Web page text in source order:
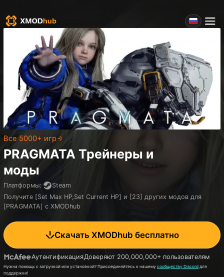
Все 5000+ игр
PRAGMATA Трейнеры и
моды
Платформы:
Steam
Получите [Set Max HP,Set Current HP] и [23] других модов для
[PRAGMATA] с XMODhub
Скачать XMODhub бесплатно
Аутентификация Доверяют 200,000,000+ пользователям
Нужна помощь с загрузкой или установкой? Присоединяйтесь к нашему сообществу Discord для
поддержки!